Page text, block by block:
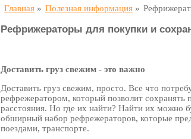
Главная » Полезная информация »
Рефрижераторы для покупки и
Доставить груз свежим - это важно
Доставить груз свежим, просто. Все что
рефрежератором, который позволит сохранять
расстояния. Но где их найти? Найти их можно
обширный набор рефрежераторов, которые
поездами, транспорте.